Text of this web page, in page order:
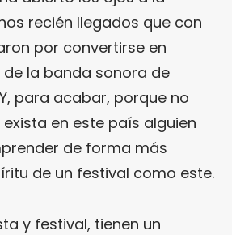
recién llegados que con
por convertirse en
la banda sonora de
para acabar, porque no
en este país alguien
de forma más
de un festival como este.
y festival, tienen un